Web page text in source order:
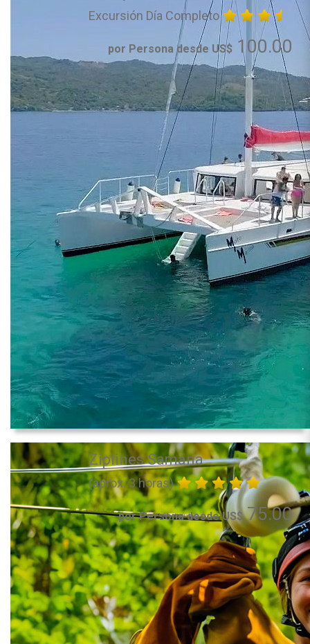
Excursión Día Completo
por Persona desde US$ 100.00
Ziplines Samana
(aprox. 3 horas)
por Persona desde US$75.00